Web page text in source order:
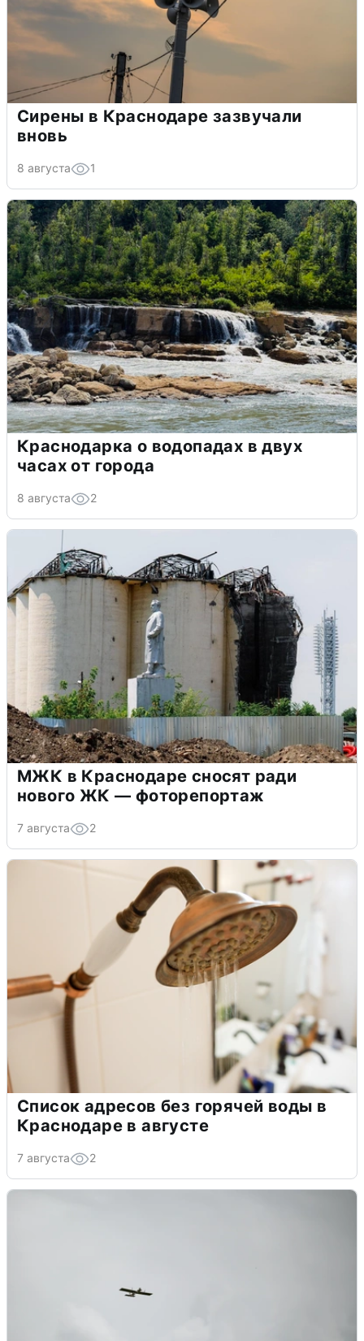
Сирены в Краснодаре зазвучали
вновь
8 августа 1
Краснодарка о водопадах в двух
часах от города
8 августа 2
МЖК в Краснодаре сносят ради
нового ЖК — фоторепортаж
7 августа 2
Список адресов без горячей воды в
Краснодаре в августе
7 августа 2